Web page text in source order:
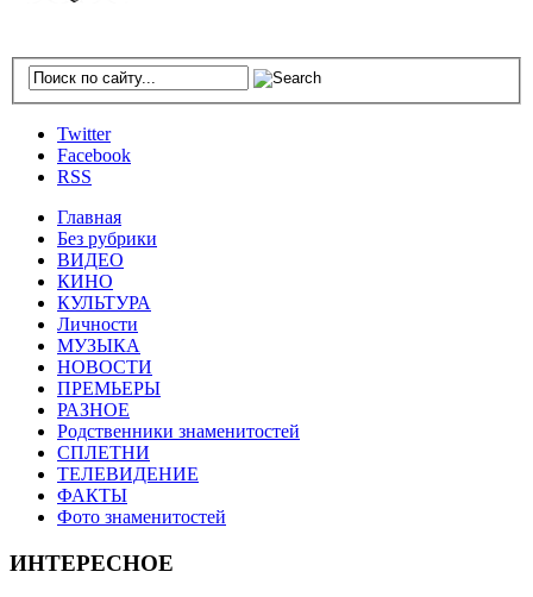
Twitter
Facebook
RSS
Главная
Без рубрики
ВИДЕО
КИНО
КУЛЬТУРА
Личности
МУЗЫКА
НОВОСТИ
ПРЕМЬЕРЫ
РАЗНОЕ
Родственники знаменитостей
СПЛЕТНИ
ТЕЛЕВИДЕНИЕ
ФАКТЫ
Фото знаменитостей
ИНТЕРЕСНОЕ